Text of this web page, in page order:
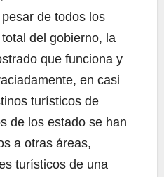
de todos los
del gobierno, la
que funciona y
en casi
turísticos de
de los estado se han
a otras áreas,
turísticos de una